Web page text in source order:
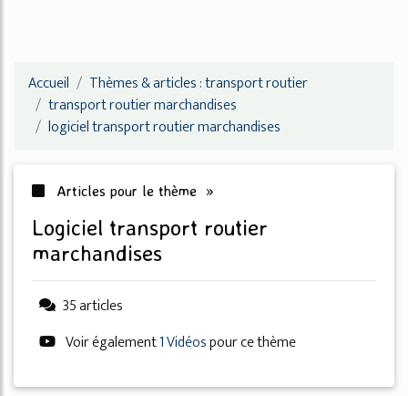
Accueil
Thèmes & articles : transport routier
transport routier marchandises
logiciel transport routier marchandises
Articles pour le thème »
logiciel transport routier
marchandises
35 articles
Voir également1 Vidéospour ce thème